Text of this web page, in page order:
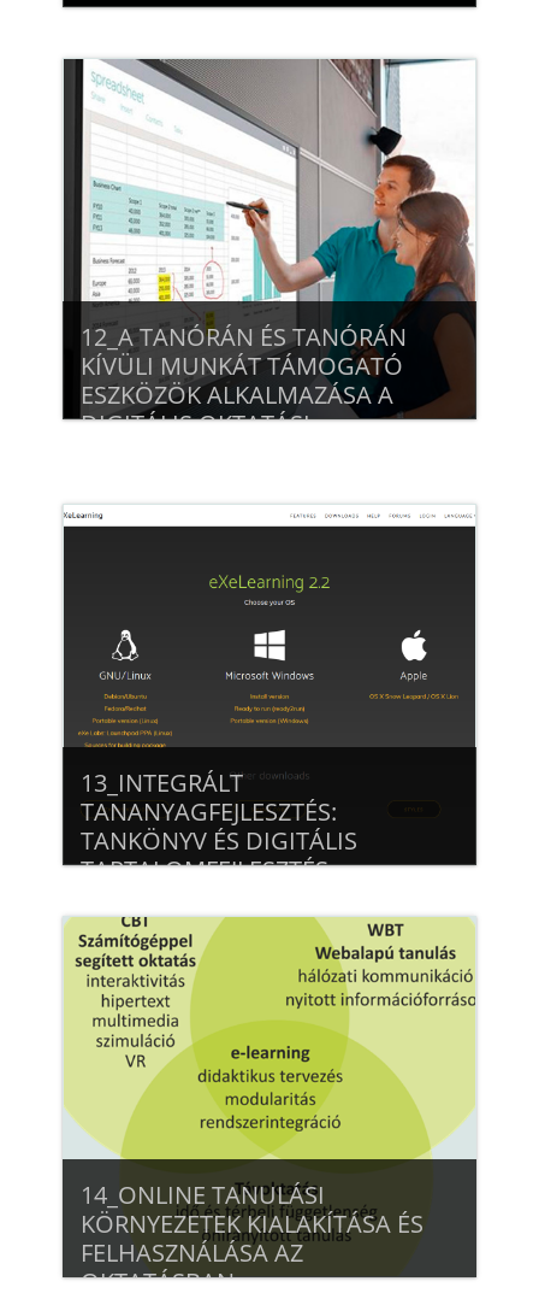
Beiratkozás
12_A TANÓRÁN ÉS TANÓRÁN
KÍVÜLI MUNKÁT TÁMOGATÓ
ESZKÖZÖK ALKALMAZÁSA A
DIGITÁLIS OKTATÁSI
13_INTEGRÁLT
TANANYAGFEJLESZTÉS:
TANKÖNYV ÉS DIGITÁLIS
TARTALOMFEJLESZTÉS,
Beiratkozás
14_ONLINE TANULÁSI
KÖRNYEZETEK KIALAKÍTÁSA ÉS
FELHASZNÁLÁSA AZ
OKTATÁSBAN